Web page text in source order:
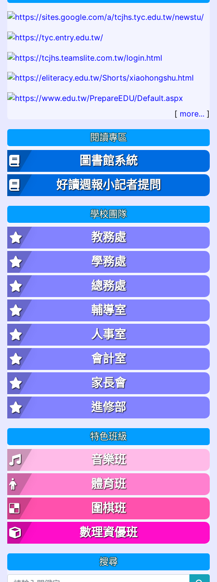
[ more... ]
閱讀專區
圖書館系統
好讀週報小記者提問
學校團隊
教務處
學務處
總務處
輔導室
人事室
會計室
家長會
進修部
特色班級
音樂班
體育班
圍棋班
數理資優班
搜尋